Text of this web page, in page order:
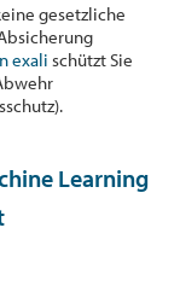
gesetzliche
exali schützt Sie
Learning